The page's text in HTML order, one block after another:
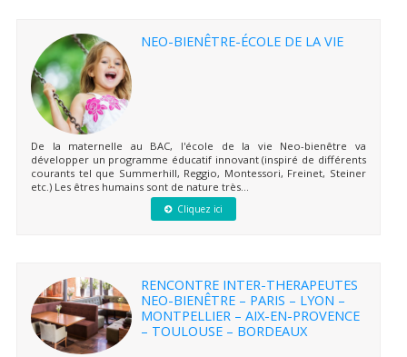
NEO-BIENÊTRE-ÉCOLE DE LA VIE
De la maternelle au BAC, l'école de la vie Neo-bienêtre va
développer un programme éducatif innovant (inspiré de différents
courants tel que Summerhill, Reggio, Montessori, Freinet, Steiner
etc.) Les êtres humains sont de nature très...
Cliquez ici
RENCONTRE INTER-THERAPEUTES
NEO-BIENÊTRE – PARIS – LYON –
MONTPELLIER – AIX-EN-PROVENCE
– TOULOUSE – BORDEAUX